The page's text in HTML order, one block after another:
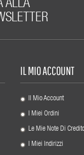
ALLA
IL MIO ACCOUNT
Il Mio Account
I Miei Ordini
Le Mie Note Di
I Miei Indirizzi